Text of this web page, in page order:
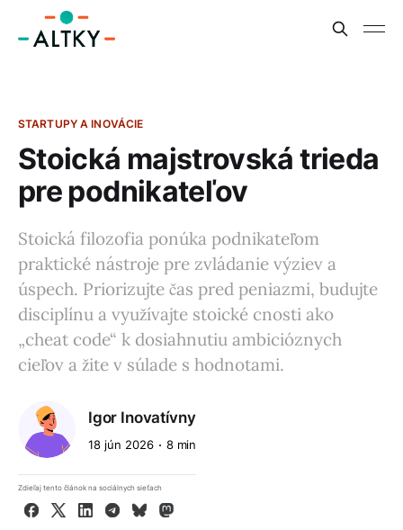
STARTUPY A INOVÁCIE
Stoická majstrovská trieda
pre podnikateľov
Stoická filozofia ponúka podnikateľom
praktické nástroje pre zvládanie výziev a
úspech. Priorizujte čas pred peniazmi, budujte
disciplínu a využívajte stoické cnosti ako
„cheat code“ k dosiahnutiu ambicióznych
cieľov a žite v súlade s hodnotami.
Igor Inovatívny
18 jún 2026 8 min
Zdieľaj tento článok na sociálnych sieťach
Facebook
X LinkedInTelegram
BlueskyMastodon